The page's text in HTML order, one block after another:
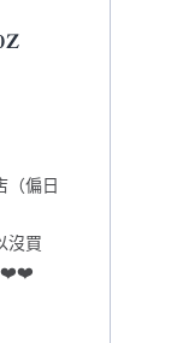
（偏日
沒買